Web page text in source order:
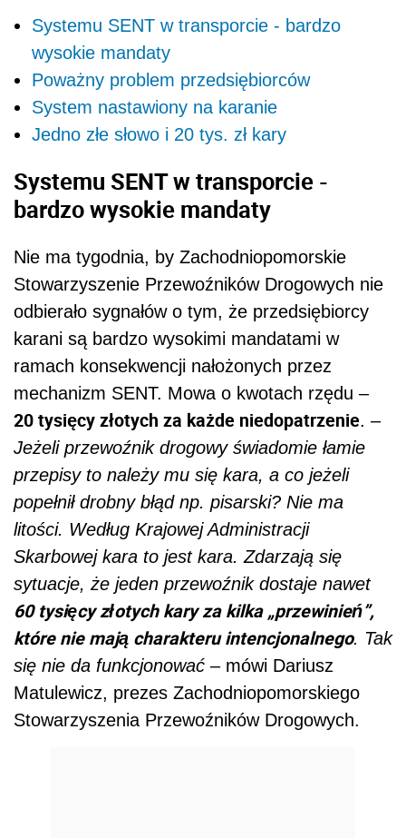
Systemu SENT w transporcie - bardzo
wysokie mandaty
Poważny problem przedsiębiorców
System nastawiony na karanie
Jedno złe słowo i 20 tys. zł kary
Systemu SENT w transporcie -
bardzo wysokie mandaty
Nie ma tygodnia, by Zachodniopomorskie
Stowarzyszenie Przewoźników Drogowych nie
odbierało sygnałów o tym, że przedsiębiorcy
karani są bardzo wysokimi mandatami w
ramach konsekwencji nałożonych przez
mechanizm SENT. Mowa o kwotach rzędu –
20 tysięcy złotych za każde niedopatrzenie. –
Jeżeli przewoźnik drogowy świadomie łamie
przepisy to należy mu się kara, a co jeżeli
popełnił drobny błąd np. pisarski? Nie ma
litości. Według Krajowej Administracji
Skarbowej kara to jest kara. Zdarzają się
sytuacje, że jeden przewoźnik dostaje nawet
60 tysięcy złotych kary za kilka „przewinień”,
które nie mają charakteru intencjonalnego. Tak
się nie da funkcjonować – mówi Dariusz
Matulewicz, prezes Zachodniopomorskiego
Stowarzyszenia Przewoźników Drogowych.